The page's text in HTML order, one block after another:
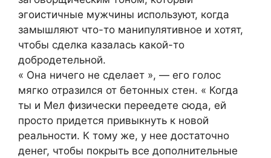
эгоистичные мужчины используют, когда
замышляют что-то манипулятивное и хотят,
чтобы сделка казалась какой-то
добродетельной.
« Она ничего не сделает », — его голос
мягко отразился от бетонных стен. « Когда
ты и Мел физически переедете сюда, ей
просто придется привыкнуть к новой
реальности. К тому же, у нее достаточно
денег, чтобы покрыть все дополнительные